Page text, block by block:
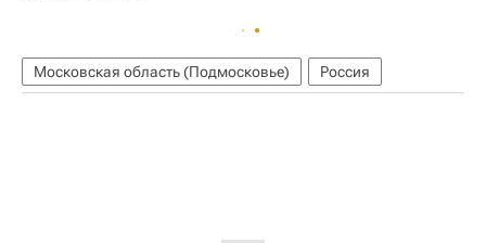
Московская область (Подмосковье) Россия